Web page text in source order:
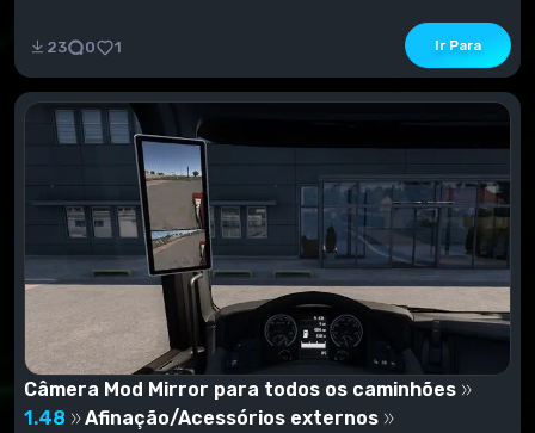
23 0 1 Ir Para
Câmera Mod Mirror para todos os caminhões
1.48
Afinação/Acessórios externos